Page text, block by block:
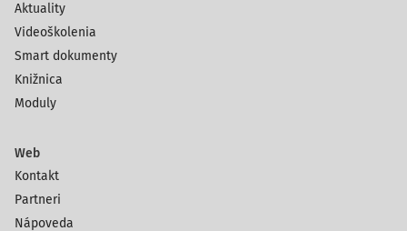
Aktuality
Videoškolenia
Smart dokumenty
Knižnica
Moduly
Web
Kontakt
Partneri
Nápoveda